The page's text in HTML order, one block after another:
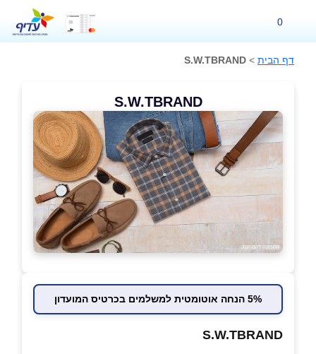
0
דף הבית >
S.W.TBRAND
S.W.TBRAND
5% הנחה אוטומטית למשלמים בכרטיס המועדון
S.W.TBRAND